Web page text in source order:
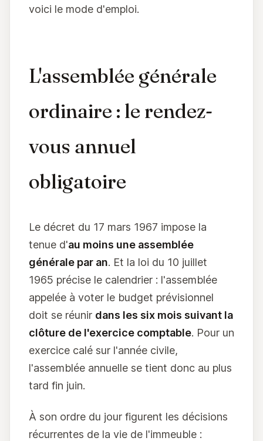
voici le mode d'emploi.
L'assemblée générale
ordinaire : le rendez-
vous annuel
obligatoire
Le décret du 17 mars 1967 impose la
tenue d'au moins une assemblée
générale par an. Et la loi du 10 juillet
1965 précise le calendrier : l'assemblée
appelée à voter le budget prévisionnel
doit se réunir dans les six mois suivant la
clôture de l'exercice comptable. Pour un
exercice calé sur l'année civile,
l'assemblée annuelle se tient donc au plus
tard fin juin.
À son ordre du jour figurent les décisions
récurrentes de la vie de l'immeuble :